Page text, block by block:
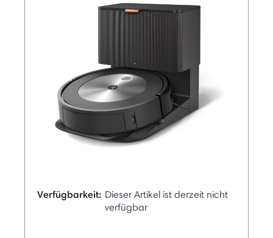
Verfügbarkeit: Dieser Artikel ist derzeit nicht
verfügbar